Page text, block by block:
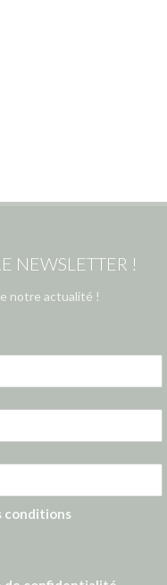
NEWSLETTER !
notre actualité !
conditions